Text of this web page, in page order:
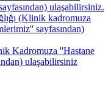
ulaşabilirsiniz.
(Klinik kadromuza
sayfasından)
Kadromuza ''Hastane
ulaşabilirsiniz